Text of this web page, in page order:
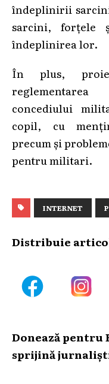
îndeplinirii
sarcini, forțele
îndeplinirea lor.
În plus,
concediului
copil, cu
precum și
pentru militari.
INTERNET
Distribuie
Donează pentru
sprijină